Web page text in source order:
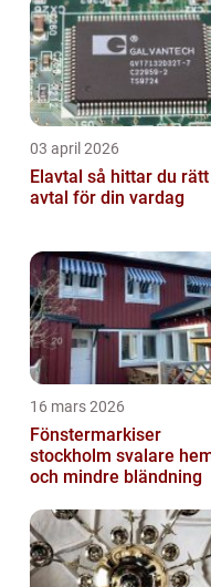
03 april 2026
Elavtal så hittar du rätt
avtal för din vardag
16 mars 2026
Fönstermarkiser
stockholm svalare hem
och mindre bländning